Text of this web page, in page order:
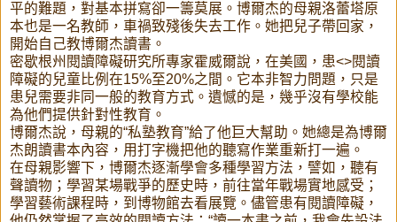
平的難題，對基本拼寫卻一籌莫展。博爾杰的母親洛蕾塔原
本也是一名教師，車禍致殘後失去工作。她把兒子帶回家，
開始自己教博爾杰讀書。
密歇根州閱讀障礙研究所專家霍威爾說，在美國，患<>閱讀
障礙的兒童比例在15%至20%之間。它本非智力問題，只是
患兒需要非同一般的教育方式。遺憾的是，幾乎沒有學校能
為他們提供針對性教育。
博爾杰說，母親的“私塾教育”給了他巨大幫助。她總是為博爾
杰朗讀書本內容，用打字機把他的聽寫作業重新打一遍。
在母親影響下，博爾杰逐漸學會多種學習方法，譬如，聽有
聲讀物；學習某場戰爭的歷史時，前往當年戰場實地感受；
學習藝術課程時，到博物館去看展覽。儘管患有閱讀障礙，